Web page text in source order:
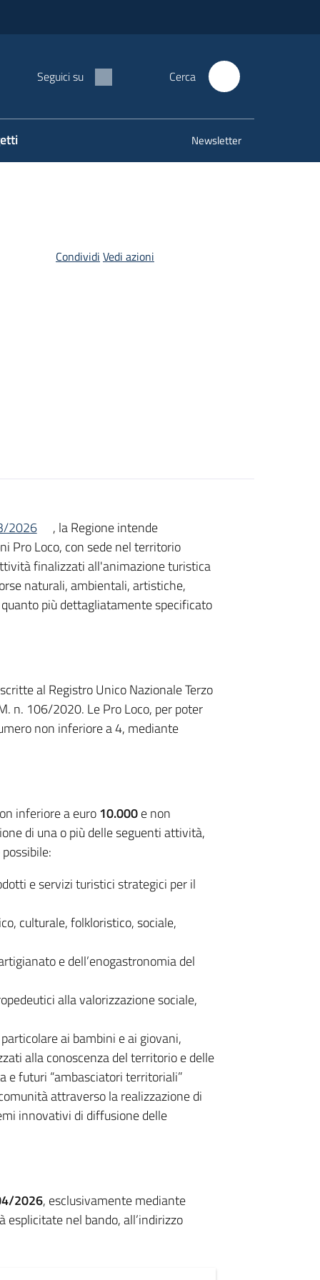
Seguici su Cerca
Newsletter
Condividi Vedi azioni
2026
, la Regione intende
Pro Loco, con sede nel territorio
finalizzati all'animazione turistica
naturali, ambientali, artistiche,
più dettagliatamente specificato
al Registro Unico Nazionale Terzo
n. 106/2020. Le Pro Loco, per poter
non inferiore a 4, mediante
inferiore a euro10.000e non
di una o più delle seguenti attività,
e servizi turistici strategici per il
culturale, folkloristico, sociale,
e dell’enogastronomia del
alla valorizzazione sociale,
ai bambini e ai giovani,
alla conoscenza del territorio e delle
e futuri “ambasciatori territoriali”
attraverso la realizzazione di
innovativi di diffusione delle
2026, esclusivamente mediante
nel bando, all’indirizzo